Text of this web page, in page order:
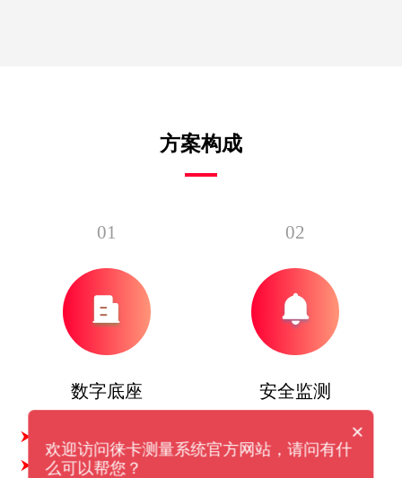
方案构成
01
数字底座
生命线建模
02
安全监测
×
欢迎访问徕卡测量系统官方网站，请问有什
么可以帮您？